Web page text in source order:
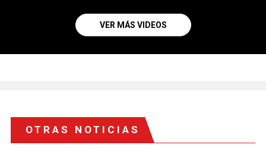
VER MÁS VIDEOS
OTRAS NOTICIAS